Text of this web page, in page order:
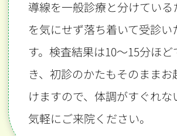
導線を一般診療と分けている
を気にせず落ち着いて受診い
す。検査結果は10〜15分ほ
き、初診のかたもそのままお
けますので、体調がすぐれな
気軽にご来院ください。